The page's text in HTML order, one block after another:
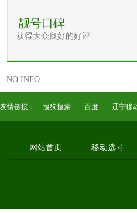
靓号口碑
获得大众良好的好评
NO INFO....
友情链接： 搜狗搜索 百度 辽宁移
网站首页 移动选号